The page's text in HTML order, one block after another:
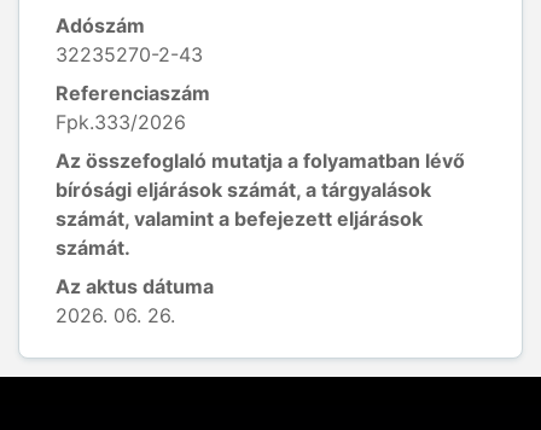
Adószám
32235270-2-43
Referenciaszám
Fpk.333/2026
Az összefoglaló mutatja a folyamatban lévő
bírósági eljárások számát, a tárgyalások
számát, valamint a befejezett eljárások
számát.
Az aktus dátuma
2026. 06. 26.